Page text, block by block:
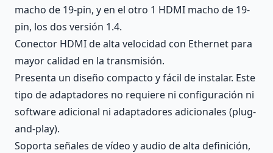
macho de 19-pin, y en el otro 1 HDMI macho de 19-
pin, los dos versión 1.4.
Conector HDMI de alta velocidad con Ethernet para
mayor calidad en la transmisión.
Presenta un diseño compacto y fácil de instalar. Este
tipo de adaptadores no requiere ni configuración ni
software adicional ni adaptadores adicionales (plug-
and-play).
Soporta señales de vídeo y audio de alta definición,